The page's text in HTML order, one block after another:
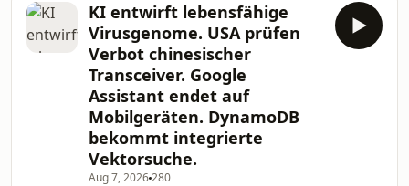
Bürgergeld-Widersprüchen Quelle:
https://www.heise.de/news/Bescheid-
Flut-im-Jobcenter-KI-befeuert-Welle-
von-Buergergeld-Widerspruechen-
11403812.html?
ChatGPT knackt Milliardenmarke und
hebt Cha
KI entwirft lebensfähige
Virusgenome. USA prüfen
Verbot chinesischer
Transceiver. Google
Assistant endet auf
Mobilgeräten. DynamoDB
bekommt integrierte
Vektorsuche.
Aug 7, 2026280